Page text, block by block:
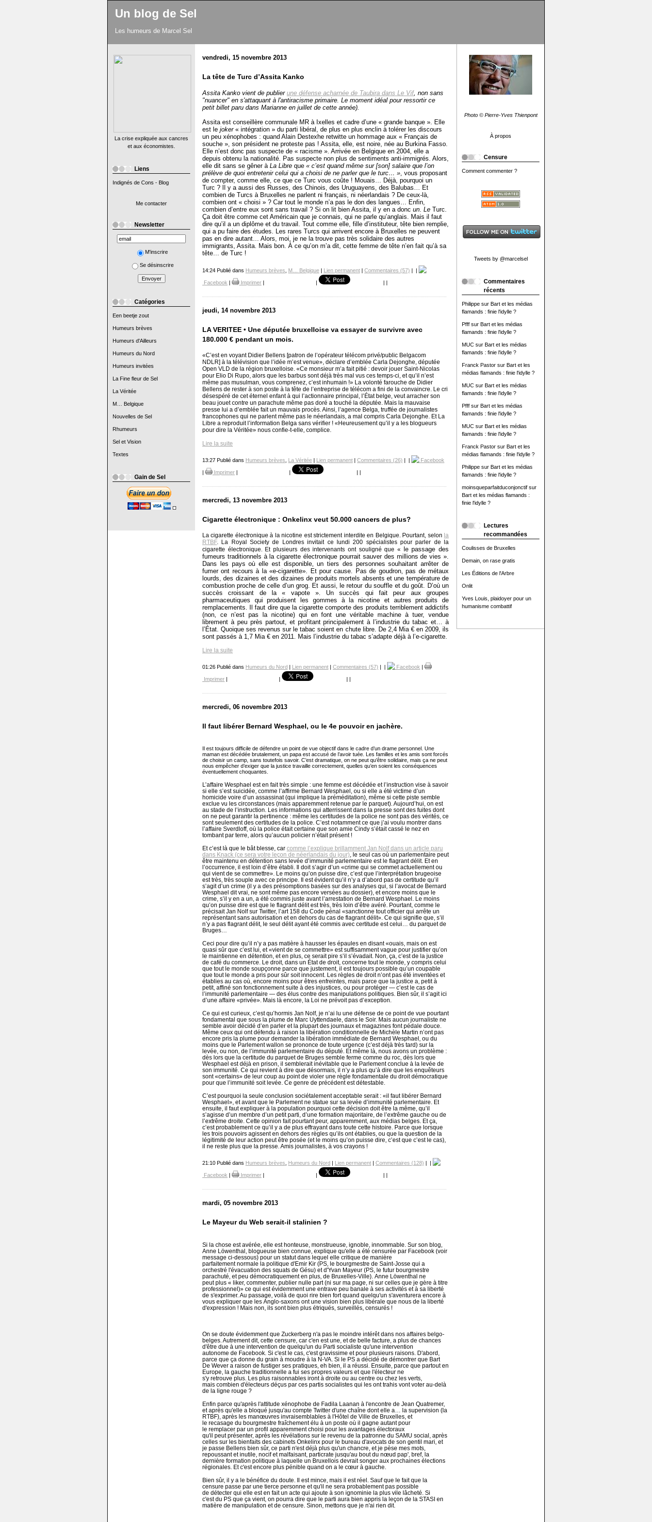
Un blog de Sel
Les humeurs de Marcel Sel
La crise expliquée aux cancres
et aux économistes.
Liens
Indignés de Cons - Blog
Me contacter
Newsletter
M'inscrire
Se désinscrire
Catégories
Een beetje zout
Humeurs brèves
Humeurs d'Ailleurs
Humeurs du Nord
Humeurs invitées
La Fine fleur de Sel
La Véritée
M… Belgique
Nouvelles de Sel
Rhumeurs
Sel et Vision
Textes
Gain de Sel
Photo © Pierre-Yves Thienpont
À propos
Censure
Comment commenter ?
Tweets by @marcelsel
Commentaires
récents
Philippe sur Bart et les médias
flamands : finie l'idylle ?
Pfff sur Bart et les médias
flamands : finie l'idylle ?
MUC sur Bart et les médias
flamands : finie l'idylle ?
Franck Pastor sur Bart et les
médias flamands : finie l'idylle ?
MUC sur Bart et les médias
flamands : finie l'idylle ?
Pfff sur Bart et les médias
flamands : finie l'idylle ?
MUC sur Bart et les médias
flamands : finie l'idylle ?
Franck Pastor sur Bart et les
médias flamands : finie l'idylle ?
Philippe sur Bart et les médias
flamands : finie l'idylle ?
moinsqueparfaitduconjonctif sur
Bart et les médias flamands :
finie l'idylle ?
Lectures
recommandées
Coulisses de Bruxelles
Demain, on rase gratis
Les Éditions de l'Arbre
Onlit
Yves Louis, plaidoyer pour un
humanisme combattif
vendredi, 15 novembre 2013
La tête de Turc d’Assita Kanko
Assita Kanko vient de publier une défense acharnée de Taubira dans Le Vif, non sans
"nuancer" en s'attaquant à l'antiracisme primaire. Le moment idéal pour ressortir ce
petit billet paru dans Marianne en juillet de cette année).
Assita est conseillère communale MR à Ixelles et cadre d’une « grande banque ». Elle
est le joker « intégration » du parti libéral, de plus en plus enclin à tolérer les discours
un peu xénophobes : quand Alain Destexhe retwitte un hommage aux « Français de
souche », son président ne proteste pas ! Assita, elle, est noire, née au Burkina Fasso.
Elle n’est donc pas suspecte de « racisme ». Arrivée en Belgique en 2004, elle a
depuis obtenu la nationalité. Pas suspecte non plus de sentiments anti-immigrés. Alors,
elle dit sans se gêner à La Libre que « c’est quand même sur [son] salaire que l’on
prélève de quoi entretenir celui qui a choisi de ne parler que le turc… », vous proposant
de compter, comme elle, ce que ce Turc vous coûte ! Mouais… Déjà, pourquoi un
Turc ? Il y a aussi des Russes, des Chinois, des Uruguayens, des Balubas… Et
combien de Turcs à Bruxelles ne parlent ni français, ni néerlandais ? De ceux-là,
combien ont « choisi » ? Car tout le monde n’a pas le don des langues… Enfin,
combien d’entre eux sont sans travail ? Si on lit bien Assita, il y en a donc un. Le Turc.
Ça doit être comme cet Américain que je connais, qui ne parle qu’anglais. Mais il faut
dire qu’il a un diplôme et du travail. Tout comme elle, fille d’instituteur, tête bien remplie,
qui a pu faire des études. Les rares Turcs qui arrivent encore à Bruxelles ne peuvent
pas en dire autant… Alors, moi, je ne la trouve pas très solidaire des autres
immigrants, Assita. Mais bon. À ce qu’on m’a dit, cette femme de tête n’en fait qu’à sa
tête… de Turc !
14:24 Publié dans Humeurs brèves M… Belgique | Lien permanent | Commentaires (57) | |
Facebook | Imprimer | | | |
jeudi, 14 novembre 2013
LA VERITEE • Une députée bruxelloise va essayer de survivre avec
180.000 € pendant un mois.
«C’est en voyant Didier Bellens [patron de l’opérateur télécom privé/public Belgacom
NDLR] à la télévision que l’idée m’est venue», déclare d’emblée Carla Dejonghe, députée
Open VLD de la région bruxelloise. «Ce monsieur m’a fait pitié : devoir jouer Saint-Nicolas
pour Elio Di Rupo, alors que les barbus sont déjà très mal vus ces temps-ci, et qu’il n’est
même pas musulman, vous comprenez, c’est inhumain !» La volonté farouche de Didier
Bellens de rester à son poste à la tête de l’entreprise de télécom a fini de la convaincre. Le cri
désespéré de cet éternel enfant à qui l’actionnaire principal, l’État belge, veut arracher son
beau jouet contre un parachute même pas doré a touché la députée. Mais la mauvaise
presse lui a d’emblée fait un mauvais procès. Ainsi, l’agence Belga, truffée de journalistes
francophones qui ne parlent même pas le néerlandais, a mal compris Carla Dejonghe. Et La
Libre a reproduit l’information Belga sans vérifier ! «Heureusement qu’il y a les blogueurs
pour dire la Véritée» nous confie-t-elle, complice.
Lire la suite
13:27 Publié dans Humeurs brèves La Véritée | Lien permanent | Commentaires (26) | | Facebook
| Imprimer | | | |
mercredi, 13 novembre 2013
Cigarette électronique : Onkelinx veut 50.000 cancers de plus?
La cigarette électronique à la nicotine est strictement interdite en Belgique. Pourtant, selon la
RTBF. La Royal Society de Londres invitait ce lundi 200 spécialistes pour parler de la
cigarette électronique. Et plusieurs des intervenants ont souligné que «
le passage des
fumeurs traditionnels à la cigarette électronique pourrait sauver des millions de vies ».
Dans les pays où elle est disponible, un tiers des personnes souhaitant arrêter de
fumer ont recours à la «e-cigarette». Et pour cause. Pas de goudron, pas de métaux
lourds, des dizaines et des dizaines de produits mortels absents et une température de
combustion proche de celle d’un grog. Et aussi, le retour du souffle et du goût. D’où un
succès croissant de la « vapote ». Un succès qui fait peur aux groupes
pharmaceutiques qui produisent les gommes à la nicotine et autres produits de
remplacements. Il faut dire que la cigarette comporte des produits terriblement addictifs
(non, ce n’est pas la nicotine) qui en font une véritable machine à tuer, vendue
librement à peu près partout, et profitant principalement à l’industrie du tabac et… à
l’État. Quoique ses revenus sur le tabac soient en chute libre. De 2,4 Mia € en 2009, ils
sont passés à 1,7 Mia € en 2011. Mais l’industrie du tabac s’adapte déjà à l’e-cigarette.
Lire la suite
01:26 Publié dans Humeurs du Nord | Lien permanent | Commentaires (57) | | Facebook |
Imprimer | | | |
mercredi, 06 novembre 2013
Il faut libérer Bernard Wesphael, ou le 4e pouvoir en jachère.
Il est toujours difficile de défendre un point de vue objectif dans le cadre d’un drame personnel. Une
maman est décédée brutalement, un papa est accusé de l’avoir tuée. Les familles et les amis sont forcés
de choisir un camp, sans toutefois savoir. C’est dramatique, on ne peut qu’être solidaire, mais ça ne peut
nous empêcher d’exiger que la justice travaille correctement, quelles qu’en soient les conséquences
éventuellement choquantes.
L’affaire Wesphael est en fait très simple : une femme est décédée et l’instruction vise à savoir
si elle s’est suicidée, comme l’affirme Bernard Wesphael, ou si elle a été victime d’un
homicide voire d’un assassinat (qui implique la préméditation), même si cette piste semble
exclue vu les circonstances (mais apparemment retenue par le parquet). Aujourd’hui, on est
au stade de l’instruction. Les informations qui atterrissent dans la presse sont des fuites dont
on ne peut garantir la pertinence : même les certitudes de la police ne sont pas des vérités, ce
sont seulement des certitudes de la police. C’est notamment ce que j’ai voulu montrer dans
l’affaire Sverdloff, où la police était certaine que son amie Cindy s’était cassé le nez en
tombant par terre, alors qu’aucun policier n’était présent !
Et c’est là que le bât blesse, car comme l’explique brillamment Jan Nolf dans un article paru
dans Knack (ce sera votre leçon de néerlandais du jour) , le seul cas où un parlementaire peut
être maintenu en détention sans levée d’immunité parlementaire est le flagrant délit. Et en
l’occurrence, il est loin d’être établi. Il doit s’agir d’un «crime qui se commet actuellement ou
qui vient de se commettre». Le moins qu’on puisse dire, c’est que l’interprétation brugeoise
est très, très souple avec ce principe. Il est évident qu’il n’y a d’abord pas de certitude qu’il
s’agit d’un crime (il y a des présomptions basées sur des analyses qui, si l’avocat de Bernard
Wesphael dit vrai, ne sont même pas encore versées au dossier), et encore moins que le
crime, s’il y en a un, a été commis juste avant l’arrestation de Bernard Wesphael. Le moins
qu’on puisse dire est que le flagrant délit est très, très loin d’être avéré. Pourtant, comme le
précisait Jan Nolf sur Twitter, l’art 158 du Code pénal «sanctionne tout officier qui arrête un
représentant sans autorisation et en dehors du cas de flagrant délit». Ce qui signifie que, s’il
n’y a pas flagrant délit, le seul délit ayant été commis avec certitude est celui… du parquet de
Bruges…
Ceci pour dire qu’il n’y a pas matière à hausser les épaules en disant «ouais, mais on est
quasi sûr que c’est lui, et «vient de se commettre» est suffisamment vague pour justifier qu’on
le maintienne en détention, et en plus, ce serait pire s’il s’évadait. Non, ça, c’est de la justice
de café du commerce. Le droit, dans un État de droit, concerne tout le monde, y compris celui
que tout le monde soupçonne parce que justement, il est toujours possible qu’un coupable
que tout le monde a pris pour sûr soit innocent. Les règles de droit n’ont pas été inventées et
établies au cas où, encore moins pour êtres enfreintes, mais parce que la justice a, petit à
petit, affiné son fonctionnement suite à des injustices, ou pour protéger — c’est le cas de
l’immunité parlementaire — des élus contre des manipulations politiques. Bien sûr, il s’agit ici
d’une affaire «privée». Mais là encore, la Loi ne prévoit pas d’exception.
Ce qui est curieux, c’est qu’hormis Jan Nolf, je n’ai lu une défense de ce point de vue pourtant
fondamental que sous la plume de Marc Uyttendaele, dans le Soir. Mais aucun journaliste ne
semble avoir décidé d’en parler et la plupart des journaux et magazines font pédale douce.
Même ceux qui ont défendu à raison la libération conditionnelle de Michèle Martin n’ont pas
encore pris la plume pour demander la libération immédiate de Bernard Wesphael, ou du
moins que le Parlement wallon se prononce de toute urgence (c’est déjà très tard) sur la
levée, ou non, de l’immunité parlementaire du député. Et même là, nous avons un problème :
dès lors que la certitude du parquet de Bruges semble ferme comme du roc, dès lors que
Wesphael est déjà en prison, il semblerait inévitable que le Parlement conclue à la levée de
son immunité. Ce qui revient à dire que désormais, il n’y a plus qu’à dire que les enquêteurs
sont «certains» de leur coup au point de violer une règle fondamentale du droit démocratique
pour que l’immunité soit levée. Ce genre de précédent est détestable.
C’est pourquoi la seule conclusion sociétalement acceptable serait : «il faut libérer Bernard
Wesphael», et avant que le Parlement ne statue sur sa levée d’immunité parlementaire. Et
ensuite, il faut expliquer à la population pourquoi cette décision doit être la même, qu’il
s’agisse d’un membre d’un petit parti, d’une formation majoritaire, de l’extrême gauche ou de
l’extrême droite. Cette opinion fait pourtant peur, apparemment, aux médias belges. Et ça,
c’est probablement ce qu’il y a de plus effrayant dans toute cette histoire. Parce que lorsque
les trois pouvoirs agissent en dehors des règles qu’ils ont établies, ou que la question de la
légitimité de leur action peut être posée (et le moins qu’on puisse dire, c’est que c’est le cas),
il ne reste plus que la presse. Amis journalistes, à vos crayons !
21:10 Publié dans Humeurs brèves Humeurs du Nord | Lien permanent | Commentaires (128) | |
Facebook | Imprimer | | | |
mardi, 05 novembre 2013
Le Mayeur du Web serait-il stalinien ?
Si la chose est avérée, elle est honteuse, monstrueuse, ignoble, innommable. Sur son blog,
Anne Löwenthal, blogueuse bien connue, explique qu'elle a été censurée par Facebook (voir
message ci-dessous) pour un statut dans lequel elle critique de manière
parfaitement normale la politique d'Emir Kir (PS, le bourgmestre de Saint-Josse qui a
orchestré l'évacuation des squats de Gésu) et d'Yvan Mayeur (PS, le futur bourgmestre
parachuté, et peu démocratiquement en plus, de Bruxelles-Ville). Anne Löwenthal ne
peut plus « liker, commenter, publier nulle part (ni sur ma page, ni sur celles que je gère à titre
professionnel)» ce qui est évidemment une entrave peu banale à ses activités et à sa liberté
de s'exprimer. Au passage, voilà de quoi rire bien fort quand quelqu'un s'aventurera encore à
vous expliquer que les Anglo-saxons ont une vision bien plus libérale que nous de la liberté
d'expression ! Mais non, ils sont bien plus étriqués, surveillés, censurés !
On se doute évidemment que Zuckerberg n'a pas le moindre intérêt dans nos affaires belgo-
belges. Autrement dit, cette censure, car c'en estune, et de belle facture, a plus de chances
d'être due à une intervention de quelqu'un du Parti socialiste qu'une intervention
autonome de Facebook. Si c'est le cas, c'est gravissime et pour plusieurs raisons. D'abord,
parce que ça donne du grain à moudre à la N-VA. Si le PS a décidé de démontrer que Bart
De Wever a raison de fustiger ses pratiques, eh bien, il a réussi. Ensuite, parce que partout en
Europe, la gauche traditionnelle a fui ses propres valeurs et que l'électeur ne
s'y retrouve plus. Les plus raisonnables iront à droite ou au centre ou chez les verts,
mais combien d'électeurs déçus par ces partis socialistes qui les ont trahis vont voter au-delà
de la ligne rouge ?
Enfin parce qu'après l'attitude xénophobe de Fadila Laanan à l'encontre de Jean Quatremer,
et après qu'elle a bloqué jusqu'au compte Twitter d'une chaîne dont elle a… la supervision (la
RTBF), après les manœuvres invraisemblables à l'Hôtel de Ville de Bruxelles, et
le recasage du bourgmestre fraîchement élu à un poste où il gagne autant pour
le remplacer par un profil apparemment choisi pour les avantages électoraux
qu'il peut présenter, après les révélations sur le revenu de la patronne du SAMU social, après
celles sur les bienfaits des cabinets Onkelinx pour le bureau d'avocats de son gentil mari, et
je passe Bellens bien sûr, ce parti n'est déjà plus qu'un chancre, et je pèse mes mots,
repoussant et inutile, nocif et malfaisant, particrate jusqu'au bout du nœud pap', bref, la
dernière formation politique à laquelle un Bruxellois devrait songer aux prochaines élections
régionales. Et c'est encore plus pénible quand on a le cœur à gauche.
Bien sûr, il y a le bénéfice du doute. Il est mince, mais il est réel. Sauf que le fait que la
censure passe par une tierce personne et qu'il ne sera probablement pas possible
de détecter qui elle est en fait un acte qui ajoute à son ignominie la plus vile lâcheté. Si
c'est du PS que ça vient, on pourra dire que le parti aura bien appris la leçon de la STASI en
matière de manipulation et de censure. Sinon, mettons que je n'ai rien dit.